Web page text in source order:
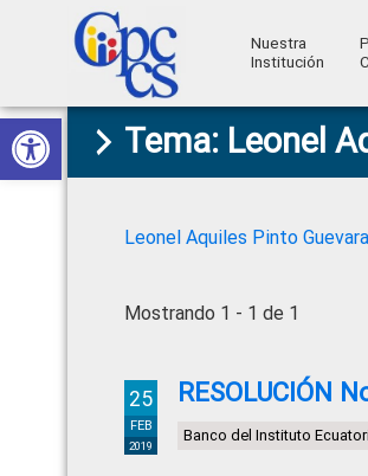
Abrir barra de
Skip
to
primary
Skip
to
main
Skip
to
primary
Skip
to
footer
Consejo
de
Ciudadana
Control
Construyendo
Poder
Ciudadano
Nuestra
Institución
Tema: Leonel
Leonel Aquiles Pinto Guevara
Mostrando 1 - 1 de 1
25
FEB
2019
RESOLUCIÓN
Banco del Instituto